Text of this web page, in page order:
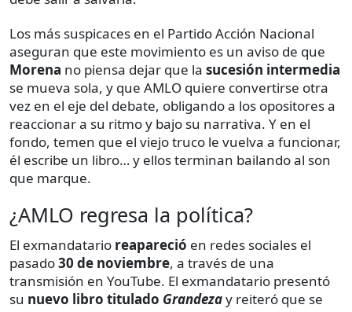
Los más suspicaces en el Partido Acción Nacional
aseguran que este movimiento es un aviso de que
Morena no piensa dejar que la sucesión intermedia
se mueva sola, y que AMLO quiere convertirse otra
vez en el eje del debate, obligando a los opositores a
reaccionar a su ritmo y bajo su narrativa. Y en el
fondo, temen que el viejo truco le vuelva a funcionar,
él escribe un libro… y ellos terminan bailando al son
que marque.
¿AMLO regresa la política?
El exmandatario reapareció en redes sociales el
pasado30 de noviembre, a través de una
transmisión en YouTube. El exmandatario presentó
su nuevo libro titulado Grandezay reiteró que se